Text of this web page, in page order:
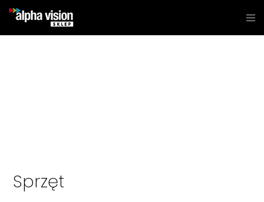
Sprzęt